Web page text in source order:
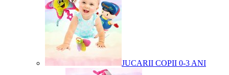
JUCARII COPII 0-3 ANI